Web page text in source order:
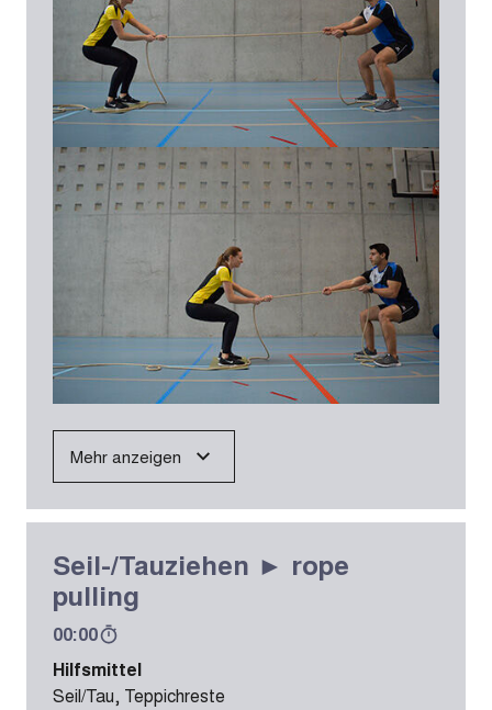
Mehr anzeigen
Seil-/Tauziehen ► rope
pulling
00:00
Hilfsmittel
Seil/Tau, Teppichreste